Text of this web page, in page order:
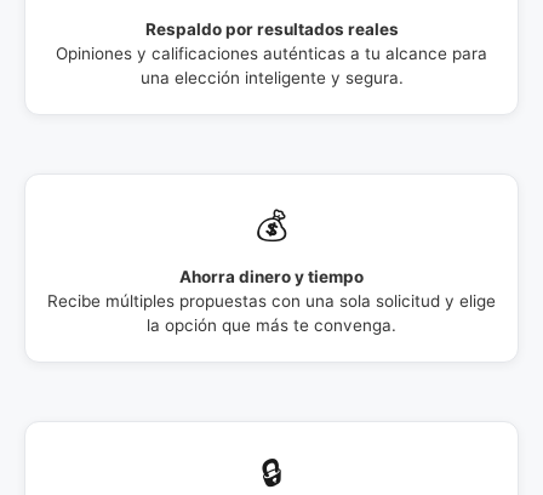
Respaldo por resultados reales
Opiniones y calificaciones auténticas a tu alcance para
una elección inteligente y segura.
💰
Ahorra dinero y tiempo
Recibe múltiples propuestas con una sola solicitud y elige
la opción que más te convenga.
🔒